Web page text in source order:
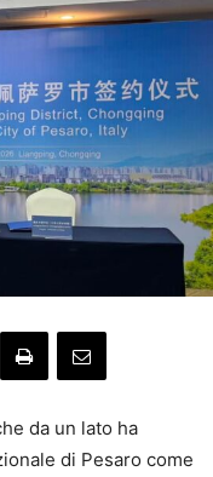
da un lato ha
di Pesaro come